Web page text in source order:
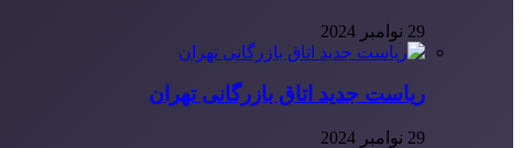
29 نوامبر 2024
ریاست جدید اتاق بازرگانی تهران
29 نوامبر 2024